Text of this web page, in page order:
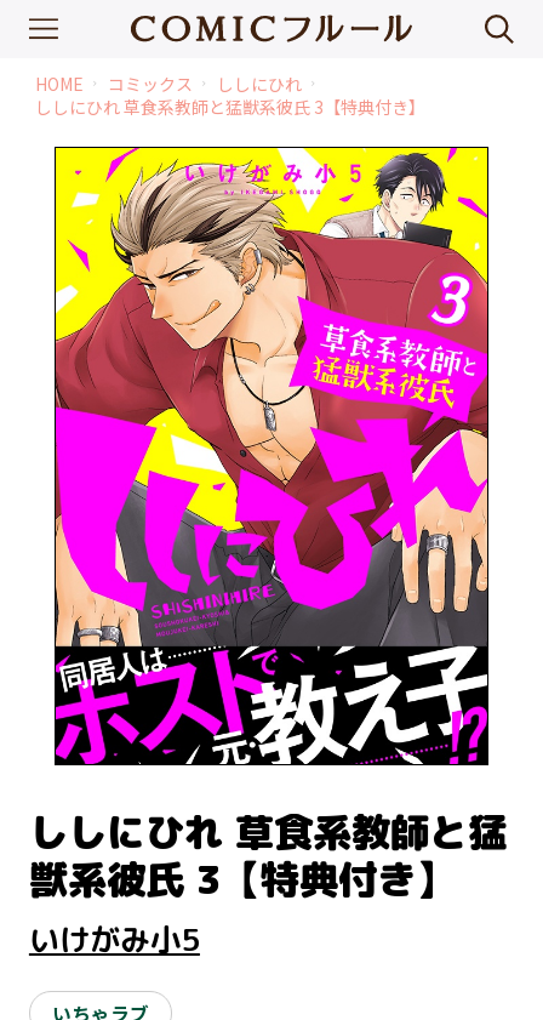
HOME chevron_right コミックス chevron_right ししにひれ chevron_right
ししにひれ 草食系教師と猛獣系彼氏 3【特典付き】
ししにひれ 草食系教師と猛
獣系彼氏 3【特典付き】
いけがみ小5
いちゃラブ